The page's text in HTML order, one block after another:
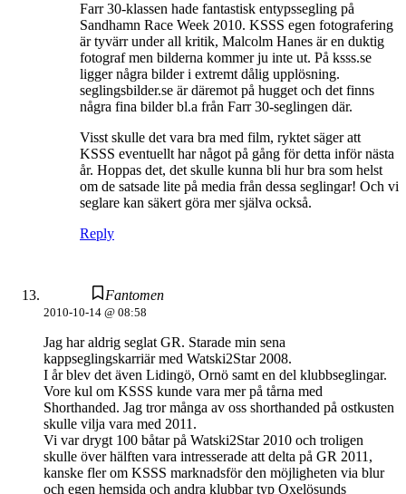
Farr 30-klassen hade fantastisk entypssegling på
Sandhamn Race Week 2010. KSSS egen fotografering
är tyvärr under all kritik, Malcolm Hanes är en duktig
fotograf men bilderna kommer ju inte ut. På ksss.se
ligger några bilder i extremt dålig upplösning.
seglingsbilder.se är däremot på hugget och det finns
några fina bilder bl.a från Farr 30-seglingen där.
Visst skulle det vara bra med film, ryktet säger att
KSSS eventuellt har något på gång för detta inför nästa
år. Hoppas det, det skulle kunna bli hur bra som helst
om de satsade lite på media från dessa seglingar! Och vi
seglare kan säkert göra mer själva också.
Reply
Fantomen
2010-10-14 @ 08:58
Jag har aldrig seglat GR. Starade min sena
kappseglingskarriär med Watski2Star 2008.
I år blev det även Lidingö, Ornö samt en del klubbseglingar.
Vore kul om KSSS kunde vara mer på tårna med
Shorthanded. Jag tror många av oss shorthanded på ostkusten
skulle vilja vara med 2011.
Vi var drygt 100 båtar på Watski2Star 2010 och troligen
skulle över hälften vara intresserade att delta på GR 2011,
kanske fler om KSSS marknadsför den möjligheten via blur
och egen hemsida och andra klubbar typ Oxelösunds